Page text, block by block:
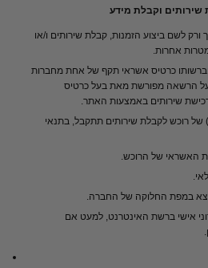
ורק לשם ביצוע הזמנות, קבלת שירותים ו/או
אחרות.
מעל גיל 18 שנים וברשותו כרטיס אשראי תקף של אחת מחברות
הרשאה מפורשת מאת בעל כרטיס
שירותים באמצעות האתר.
של רוכש לקבלת שירותים תתקבל, בתנאי
האשראי של הרוכש.
במפת החלוקה של החברה.
אישי ברשת האינטרנט, למעט אם